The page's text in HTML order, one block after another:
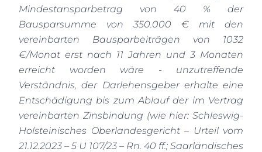
Mindestansparbetrag von 40 % der
Bausparsumme von 350.000 € mit den
vereinbarten Bausparbeiträgen von 1032
€/Monat erst nach 11 Jahren und 3 Monaten
erreicht worden wäre - unzutreffende
Verständnis, der Darlehensgeber erhalte eine
Entschädigung bis zum Ablauf der im Vertrag
vereinbarten Zinsbindung (wie hier: Schleswig-
Holsteinisches Oberlandesgericht – Urteil vom
21.12.2023 – 5 U 107/23 – Rn. 40 ff.; Saarländisches